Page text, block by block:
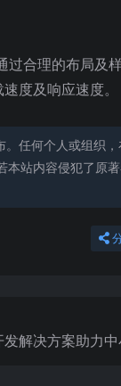
合理的布局及
度及响应速度。
任何个人或组织
本站内容侵犯了原
解决方案助力